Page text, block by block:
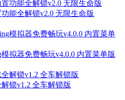
能全解锁v2.0 无限生命版
模拟器免费畅玩v4.0.0 内置菜单版
锁v1.2 全车解锁版